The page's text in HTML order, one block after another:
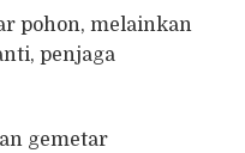
pohon, melainkan
penjaga
gemetar